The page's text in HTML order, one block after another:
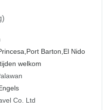
Port Barton, El Nido
welkom
Co. Ltd